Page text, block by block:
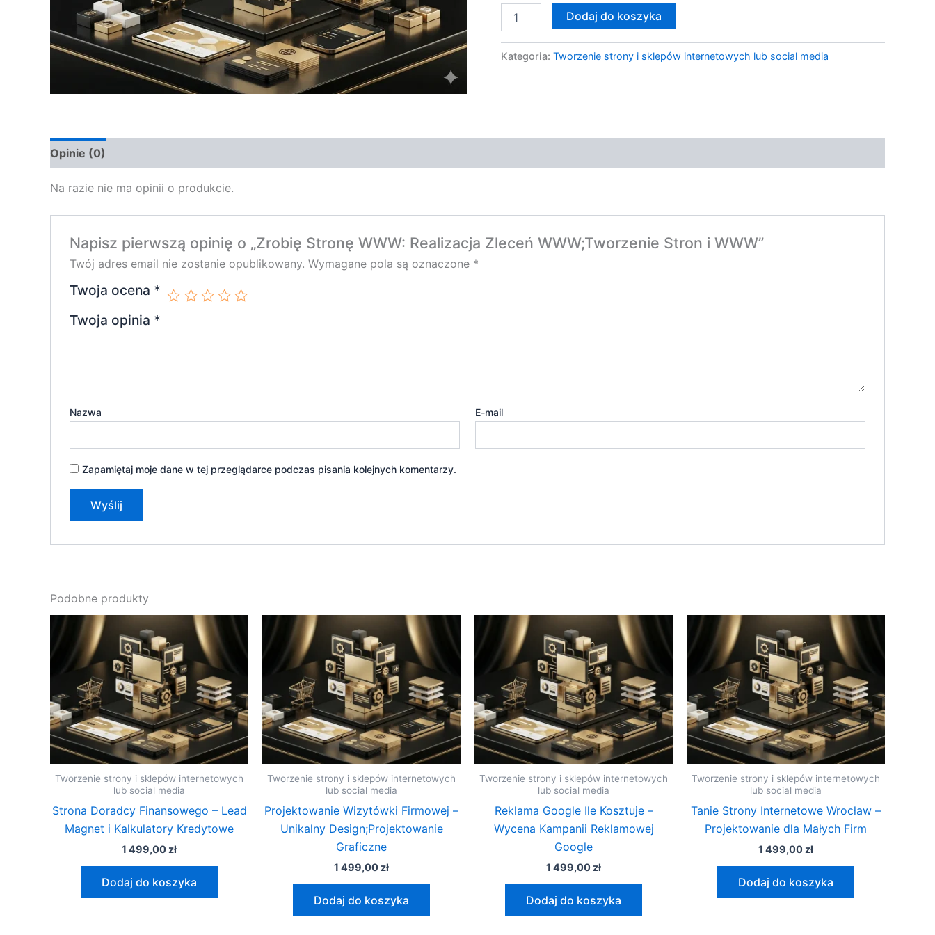
Dodaj do koszyka
Kategoria: Tworzenie strony i sklepów internetowych lub social media
Opinie (0)
Na razie nie ma opinii o produkcie.
Napisz pierwszą opinię o „Zrobię Stronę WWW: Realizacja Zleceń WWW;Tworzenie Stron i WWW”
Twój adres email nie zostanie opublikowany. Wymagane pola są oznaczone *
Twoja ocena *
Twoja opinia *
Nazwa E-mail
Zapamiętaj moje dane w tej przeglądarce podczas pisania kolejnych komentarzy.
Podobne produkty
Tworzenie strony i sklepów internetowych
lub social media
Strona Doradcy Finansowego – Lead
Magnet i Kalkulatory Kredytowe
1 499,00 zł
Dodaj do koszyka
Tworzenie strony i sklepów internetowych
lub social media
Projektowanie Wizytówki Firmowej –
Unikalny Design;Projektowanie
Graficzne
1 499,00 zł
Dodaj do koszyka
Tworzenie strony i sklepów internetowych
lub social media
Reklama Google Ile Kosztuje –
Wycena Kampanii Reklamowej
Google
1 499,00 zł
Dodaj do koszyka
Tworzenie strony i sklepów internetowych
lub social media
Tanie Strony Internetowe Wrocław –
Projektowanie dla Małych Firm
1 499,00 zł
Dodaj do koszyka